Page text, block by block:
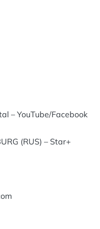
– YouTube/Facebook
(RUS) – Star+